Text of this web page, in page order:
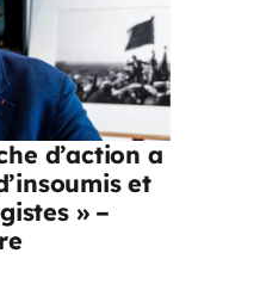
d’action a
et
» –